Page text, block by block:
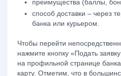
преимущества (баллы,
способ доставки – через
банка или курьером.
Чтобы перейти
нажмите кнопку «Подать
на профильной странице
карту. Отметим, что в